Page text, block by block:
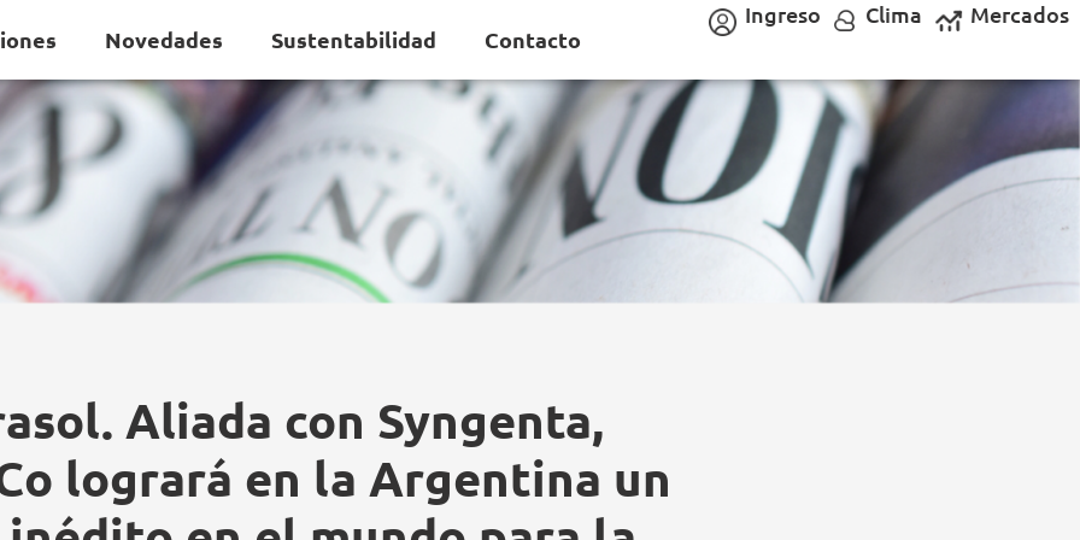
Novedades Sustentabilidad Contacto
Ingreso Clima Mercados
Aliada con Syngenta,
logrará en la Argentina un